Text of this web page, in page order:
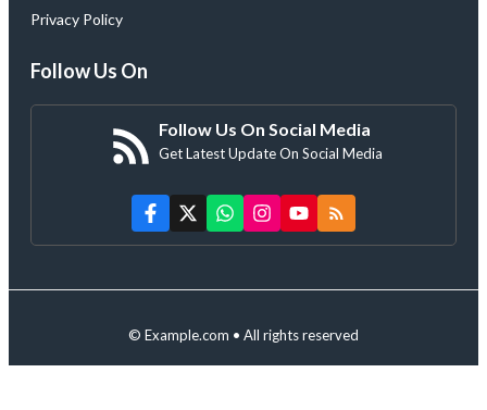
Privacy Policy
Follow Us On
Follow Us On Social Media
Get Latest Update On Social Media
© Example.com • All rights reserved